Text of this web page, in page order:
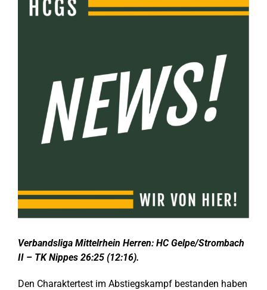
grösseres
Verbandsliga Mittelrhein Herren: HC Gelpe/Strombach
II – TK Nippes 26:25 (12:16).
Den Charaktertest im Abstiegskampf bestanden haben